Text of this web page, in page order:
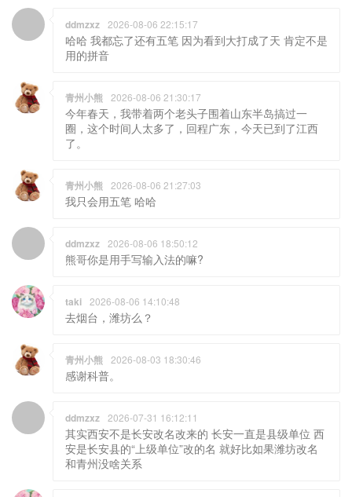
ddmzxz 2026-08-06 22:15:17
哈哈 我都忘了还有五笔 因为看到大打成了天 肯定不是
用的拼音
青州小熊 2026-08-06 21:30:17
今年春天，我带着两个老头子围着山东半岛搞过一
圈，这个时间人太多了，回程广东，今天已到了江西
了。
青州小熊 2026-08-06 21:27:03
我只会用五笔 哈哈
ddmzxz 2026-08-06 18:50:12
熊哥你是用手写输入法的嘛?
taki 2026-08-06 14:10:48
去烟台，潍坊么？
青州小熊 2026-08-03 18:30:46
感谢科普。
ddmzxz 2026-07-31 16:12:11
其实西安不是长安改名改来的 长安一直是县级单位 西
安是长安县的“上级单位”改的名 就好比如果潍坊改名
和青州没啥关系